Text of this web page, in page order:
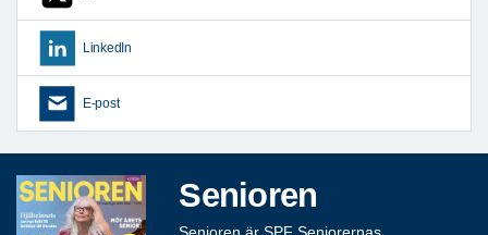
LinkedIn
E-post
Senioren